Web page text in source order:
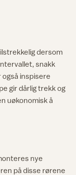
dersom
snakk
inspisere
gir dårlig trekk og
uøkonomisk å
nye
på disse rørene